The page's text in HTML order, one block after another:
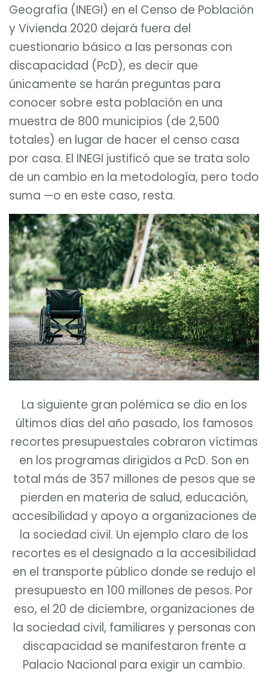
Geografía (INEGI) en el Censo de Población
y Vivienda 2020 dejará fuera del
cuestionario básico a las personas con
discapacidad (PcD), es decir que
únicamente se harán preguntas para
conocer sobre esta población en una
muestra de 800 municipios (de 2,500
totales) en lugar de hacer el censo casa
por casa. El INEGI justificó que se trata solo
de un cambio en la metodología, pero todo
suma —o en este caso, resta.
La siguiente gran polémica se dio en los
últimos días del año pasado, los famosos
recortes presupuestales cobraron víctimas
en los programas dirigidos a PcD. Son en
total más de 357 millones de pesos que se
pierden en materia de salud, educación,
accesibilidad y apoyo a organizaciones de
la sociedad civil. Un ejemplo claro de los
recortes es el designado a la accesibilidad
en el transporte público donde se redujo el
presupuesto en 100 millones de pesos. Por
eso, el 20 de diciembre, organizaciones de
la sociedad civil, familiares y personas con
discapacidad se manifestaron frente a
Palacio Nacional para exigir un cambio.